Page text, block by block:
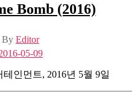
Bomb (2016)
By Editor
05-09
인먼트, 2016년 5월 9일